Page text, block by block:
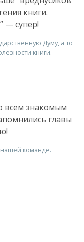
книги.
— супер!
Думу, а то
книги.
всем знакомым
главы
нашей команде.